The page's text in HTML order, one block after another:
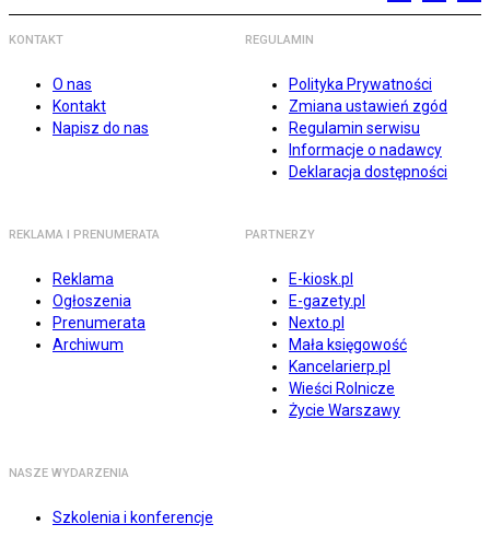
KONTAKT
O nas
Kontakt
Napisz do nas
REGULAMIN
Polityka Prywatności
Zmiana ustawień zgód
Regulamin serwisu
Informacje o nadawcy
Deklaracja dostępności
REKLAMA I PRENUMERATA
Reklama
Ogłoszenia
Prenumerata
Archiwum
PARTNERZY
E-kiosk.pl
E-gazety.pl
Nexto.pl
Mała księgowość
Kancelarierp.pl
Wieści Rolnicze
Życie Warszawy
NASZE WYDARZENIA
Szkolenia i konferencje